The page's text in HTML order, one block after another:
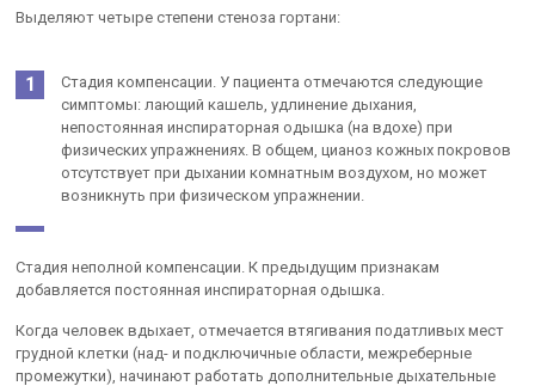
Выделяют четыре степени стеноза гортани:
Стадия компенсации. У пациента отмечаются следующие
симптомы: лающий кашель, удлинение дыхания,
непостоянная инспираторная одышка (на вдохе) при
физических упражнениях. В общем, цианоз кожных покровов
отсутствует при дыхании комнатным воздухом, но может
возникнуть при физическом упражнении.
Стадия неполной компенсации. К предыдущим признакам
добавляется постоянная инспираторная одышка.
Когда человек вдыхает, отмечается втягивания податливых мест
грудной клетки (над- и подключичные области, межреберные
промежутки), начинают работать дополнительные дыхательные